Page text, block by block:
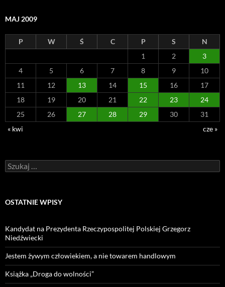
MAJ 2009
P W Ś C P S
N
1
2
3
4
5 6 7 8 9
10
11
12 13 14 15 16
17
18
19 20 21 22 23
24
25
26 27 28 29 30
31
« kwi
cze »
Szukaj:
OSTATNIE WPISY
Kandydat na Prezydenta Rzeczypospolitej Polskiej Grzegorz
Niedźwiecki
Jestem żywym człowiekiem, a nie towarem handlowym
Książka „Droga do wolności”